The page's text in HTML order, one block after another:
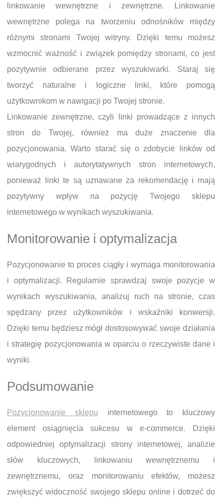
linkowanie wewnętrzne i zewnętrzne. Linkowanie
wewnętrzne polega na tworzeniu odnośników między
różnymi stronami Twojej witryny. Dzięki temu możesz
wzmocnić ważność i związek pomiędzy stronami, co jest
pozytywnie odbierane przez wyszukiwarki. Staraj się
tworzyć naturalne i logiczne linki, które pomogą
użytkownikom w nawigacji po Twojej stronie.
Linkowanie zewnętrzne, czyli linki prowadzące z innych
stron do Twojej, również ma duże znaczenie dla
pozycjonowania. Warto starać się o zdobycie linków od
wiarygodnych i autorytatywnych stron internetowych,
ponieważ linki te są uznawane za rekomendację i mają
pozytywny wpływ na pozycję Twojego sklepu
internetowego w wynikach wyszukiwania.
Monitorowanie i optymalizacja
Pozycjonowanie to proces ciągły i wymaga monitorowania
i optymalizacji. Regularnie sprawdzaj swoje pozycje w
wynikach wyszukiwania, analizuj ruch na stronie, czas
spędzany przez użytkowników i wskaźniki konwersji.
Dzięki temu będziesz mógł dostosowywać swoje działania
i strategię pozycjonowania w oparciu o rzeczywiste dane i
wyniki.
Podsumowanie
Pozycjonowanie sklepu internetowego to kluczowy
element osiągnięcia sukcesu w e-commerce. Dzięki
odpowiedniej optymalizacji strony internetowej, analizie
słów kluczowych, linkowaniu wewnętrznemu i
zewnętrznemu, oraz monitorowaniu efektów, możesz
zwiększyć widoczność swojego sklepu online i dotrzeć do